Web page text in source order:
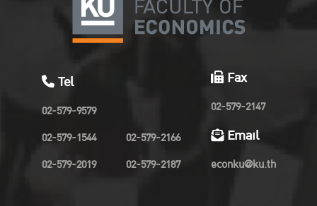
Tel
02-579-9579
02-579-1544
02-579-2019
02-579-2166
02-579-2187
Fax
02-579-2147
Email
econku@ku.th